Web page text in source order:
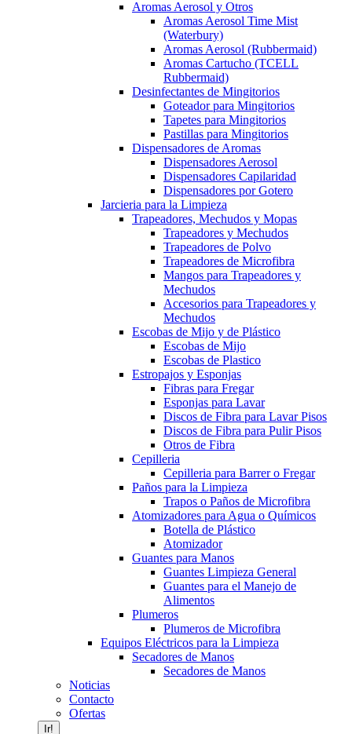
Aromas Aerosol y Otros
Aromas Aerosol Time Mist
(Waterbury)
Aromas Aerosol (Rubbermaid)
Aromas Cartucho (TCELL
Rubbermaid)
Desinfectantes de Mingitorios
Goteador para Mingitorios
Tapetes para Mingitorios
Pastillas para Mingitorios
Dispensadores de Aromas
Dispensadores Aerosol
Dispensadores Capilaridad
Dispensadores por Gotero
Jarcieria para la Limpieza
Trapeadores, Mechudos y Mopas
Trapeadores y Mechudos
Trapeadores de Polvo
Trapeadores de Microfibra
Mangos para Trapeadores y
Mechudos
Accesorios para Trapeadores y
Mechudos
Escobas de Mijo y de Plástico
Escobas de Mijo
Escobas de Plastico
Estropajos y Esponjas
Fibras para Fregar
Esponjas para Lavar
Discos de Fibra para Lavar Pisos
Discos de Fibra para Pulir Pisos
Otros de Fibra
Cepilleria
Cepilleria para Barrer o Fregar
Paños para la Limpieza
Trapos o Paños de Microfibra
Atomizadores para Agua o Químicos
Botella de Plástico
Atomizador
Guantes para Manos
Guantes Limpieza General
Guantes para el Manejo de
Alimentos
Plumeros
Plumeros de Microfibra
Equipos Eléctricos para la Limpieza
Secadores de Manos
Secadores de Manos
Noticias
Contacto
Ofertas
Buscar: